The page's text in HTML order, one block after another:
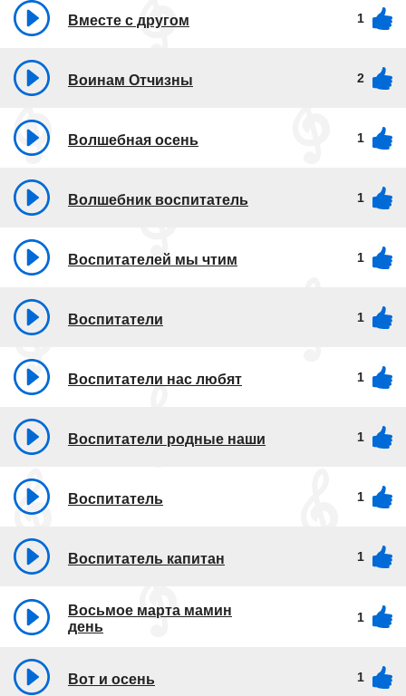
Вместе с другом 1
Воинам Отчизны 2
Волшебная осень 1
Волшебник воспитатель 1
Воспитателей мы чтим 1
Воспитатели 1
Воспитатели нас любят 1
Воспитатели родные наши 1
Воспитатель 1
Воспитатель капитан 1
Восьмое марта мамин
день
1
Вот и осень 1